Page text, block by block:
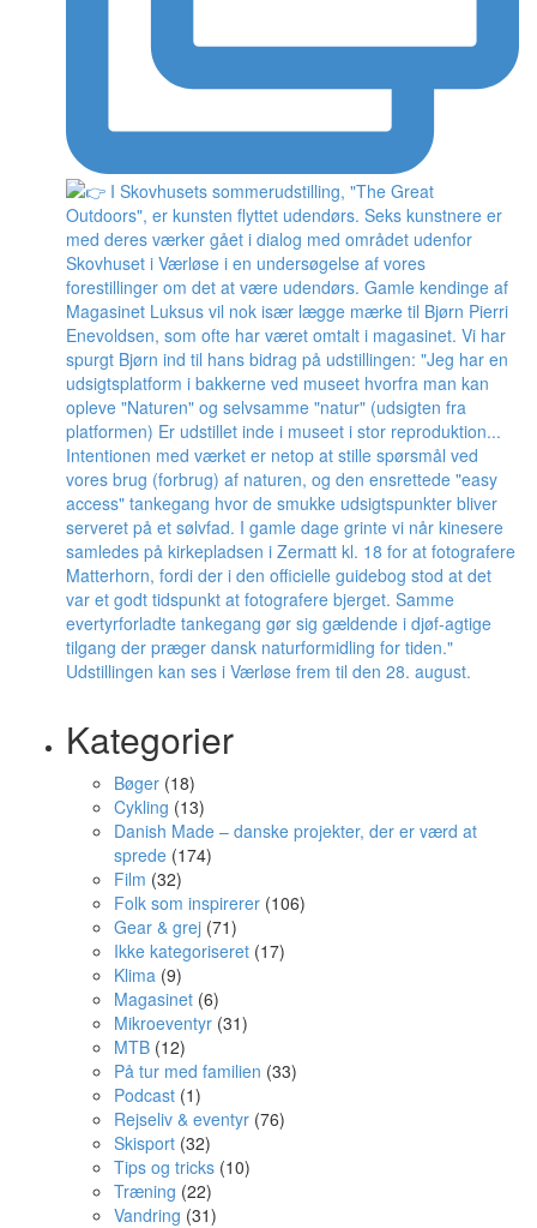
Kategorier
Bøger (18)
Cykling (13)
Danish Made – danske projekter, der er værd at
sprede (174)
Film (32)
Folk som inspirerer (106)
Gear & grej (71)
Ikke kategoriseret (17)
Klima (9)
Magasinet (6)
Mikroeventyr (31)
MTB (12)
På tur med familien (33)
Podcast (1)
Rejseliv & eventyr (76)
Skisport (32)
Tips og tricks (10)
Træning (22)
Vandring (31)